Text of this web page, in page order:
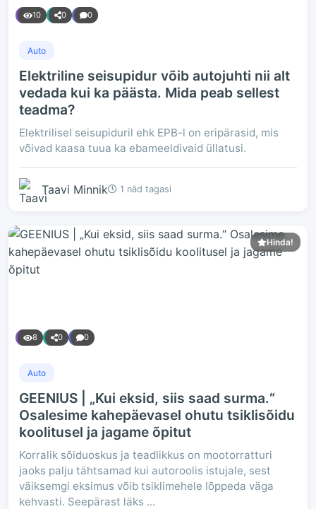
10 0 0
Auto
Elektriline seisupidur võib autojuhti nii alt
vedada kui ka päästa. Mida peab sellest
teadma?
Elektrilisel seisupiduril ehk EPB-l on eripärasid, mis
võivad kaasa tuua ka ebameeldivaid üllatusi.
Taavi Minnik 1 näd tagasi
Hinda!
8 0 0
Auto
GEENIUS | „Kui eksid, siis saad surma.“
Osalesime kahepäevasel ohutu tsiklisõidu
koolitusel ja jagame õpitut
Korralik sõiduoskus ja teadlikkus on mootorratturi
jaoks palju tähtsamad kui autoroolis istujale, sest
väiksemgi eksimus võib tsiklimehele lõppeda väga
kehvasti. Seepärast läks ...